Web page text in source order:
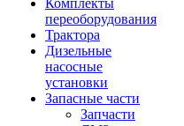
Комплекты
переоборудования
Трактора
Дизельные
насосные
установки
Запасные части
Запчасти